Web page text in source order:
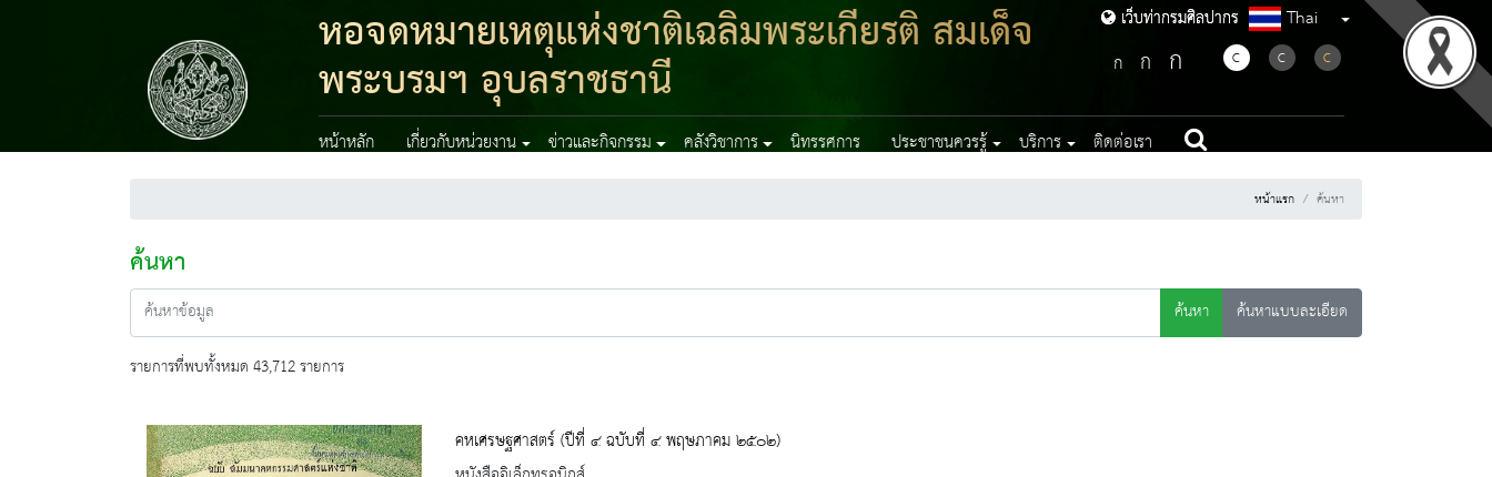
เว็บท่ากรมศิลปากร
หอจดหมายเหตุแห่งชาติเฉลิมพระเกียรติ สมเด็จ
พระบรมฯ อุบลราชธานี
เว็บท่ากรมศิลปากร Thai
ก ก ก C C C
หน้าหลัก เกี่ยวกับหน่วยงาน ข่าวและกิจกรรม คลังวิชาการ นิทรรศการ ประชาชนควรรู้ บริการ ติดต่อเรา
หน้าแรก ค้นหา
ค้นหา
ค้นหา
ค้นหาแบบละเอียด
รายการที่พบทั้งหมด 43,712 รายการ
คหเศรษฐศาสตร์ (ปีที่ ๔ ฉบับที่ ๔ พฤษภาคม ๒๕๐๒)